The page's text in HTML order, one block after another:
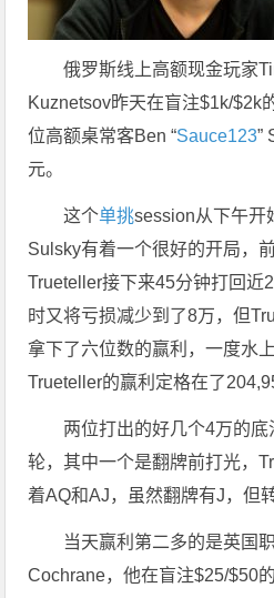
俄罗斯线上高额现金玩家
Kuznetsov昨天在盲注$1k/$2k
位高额桌常客Ben “Sauce123”
元。
这个单挑session从下午开
Sulsky有着一个很好的开局，
Trueteller接下来45分钟打回近
时又将亏损减少到了8万，但
拿下了六位数的赢利，一度水
Trueteller的赢利定格在了
两位打出的好几个4万的
轮，其中一个是翻牌前打光，
着AQ和AJ，虽然翻牌有J，但
当天赢利第二多的是英国
Cochrane，他在盲注$25/$50